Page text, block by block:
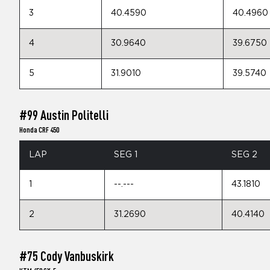
3 40.4590 40.4960
4 30.9640 39.6750
5 31.9010 39.5740
#99 Austin Politelli
Honda CRF 450
LAP SEG 1 SEG 2
--.--- 43.1810
2 31.2690 40.4140
#75 Cody Vanbuskirk